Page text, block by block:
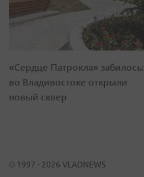
«Сердце Патрокла» забилось:
во Владивостоке открыли
новый сквер
© 1997 - 2026 VLADNEWS